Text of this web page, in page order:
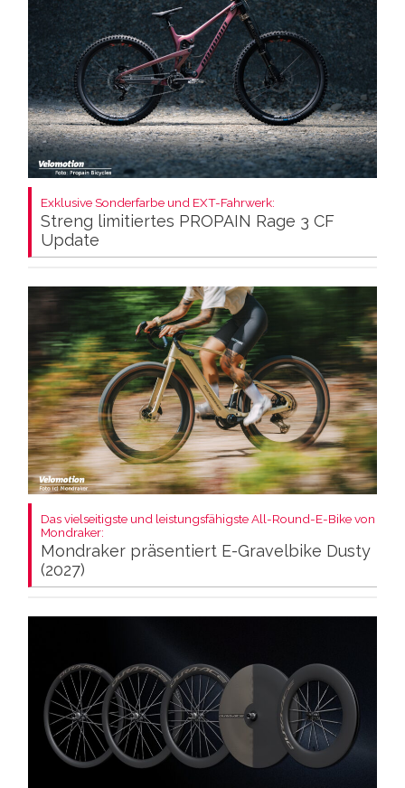
Exklusive Sonderfarbe und EXT-Fahrwerk:
Streng limitiertes PROPAIN Rage 3 CF
Update
Das vielseitigste und leistungsfähigste All-Round-E-Bike von
Mondraker:
Mondraker präsentiert E-Gravelbike Dusty
(2027)